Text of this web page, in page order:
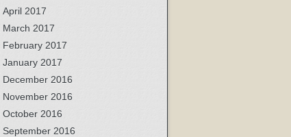
April 2017
March 2017
February 2017
January 2017
December 2016
November 2016
October 2016
September 2016